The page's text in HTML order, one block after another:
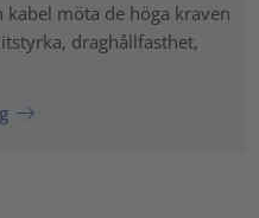
möta de höga kraven
draghållfasthet,